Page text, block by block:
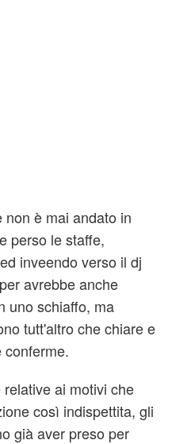
è mai andato in
perso le staffe,
inveendo verso il dj
avrebbe anche
uno schiaffo, ma
tutt'altro che chiare e
conferme.
ai motivi che
così indispettita, gli
già aver preso per